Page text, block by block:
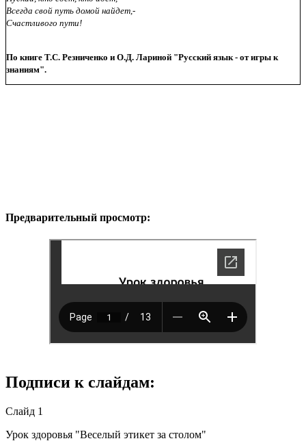
Всегда свой путь домой найдет,-
Счастливого пути!
По книге Т.С. Резниченко и О.Д. Лариной "Русский язык - от игры к
знаниям".
Предварительный просмотр:
Подписи к слайдам:
Слайд 1
Урок здоровья "Веселый этикет за столом"